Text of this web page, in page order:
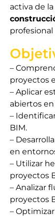
activa de la
–
proyectos
– Aplicar
abiertos en
–
BIM.
–
en
– Utilizar
proyectos
– Analizar
proyectos
–